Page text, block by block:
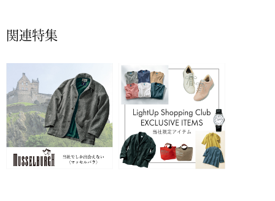
ルメールオマージュウオッチ
集
すべて見る
和装
和装小物
その他
関連特集